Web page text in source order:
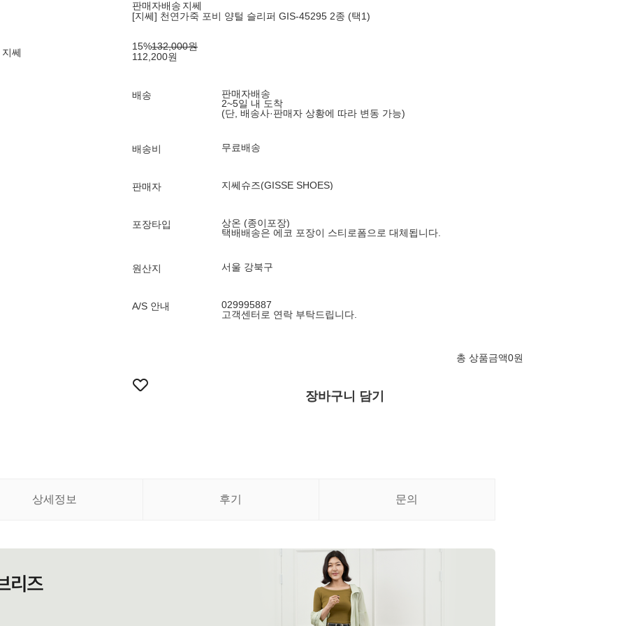
쎄
판매자배송 지쎄
[지쎄] 천연가죽 포비 양털 슬리퍼 GIS-45295 2종 (택1)
15%132,000원
112,200원
배송
판매자배송
2~5일 내 도착
(단, 배송사·판매자 상황에 따라 변동 가능)
배송비 무료배송
판매자 지쎄슈즈(GISSE SHOES)
포장타입
상온 (종이포장)
택배배송은 에코 포장이 스티로폼으로 대체됩니다.
원산지 서울 강북구
A/S 안내
029995887
고객센터로 연락 부탁드립니다.
총 상품금액0원
장바구니 담기
상세정보 후기 문의